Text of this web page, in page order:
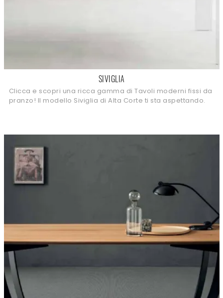
SIVIGLIA
Clicca e scopri una ricca gamma di Tavoli moderni fissi da
pranzo! Il modello Siviglia di Alta Corte ti sta aspettando.